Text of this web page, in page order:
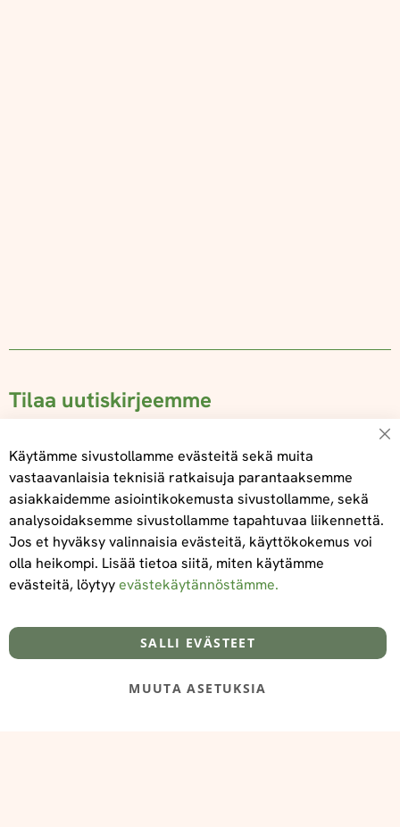
Tilaa uutiskirjeemme
Tilaa
Tietoa meistä
@‌2025 FooDeliDoo
Toimitus- ja maksuehdot
Käytämme sivustollamme evästeitä sekä muita
vastaavanlaisia teknisiä ratkaisuja parantaaksemme
asiakkaidemme asiointikokemusta sivustollamme, sekä
analysoidaksemme sivustollamme tapahtuvaa liikennettä.
Jos et hyväksy valinnaisia evästeitä, käyttökokemus voi
olla heikompi. Lisää tietoa siitä, miten käytämme
evästeitä, löytyyevästekäytännöstämme.
SALLI EVÄSTEET
MUUTA ASETUKSIA